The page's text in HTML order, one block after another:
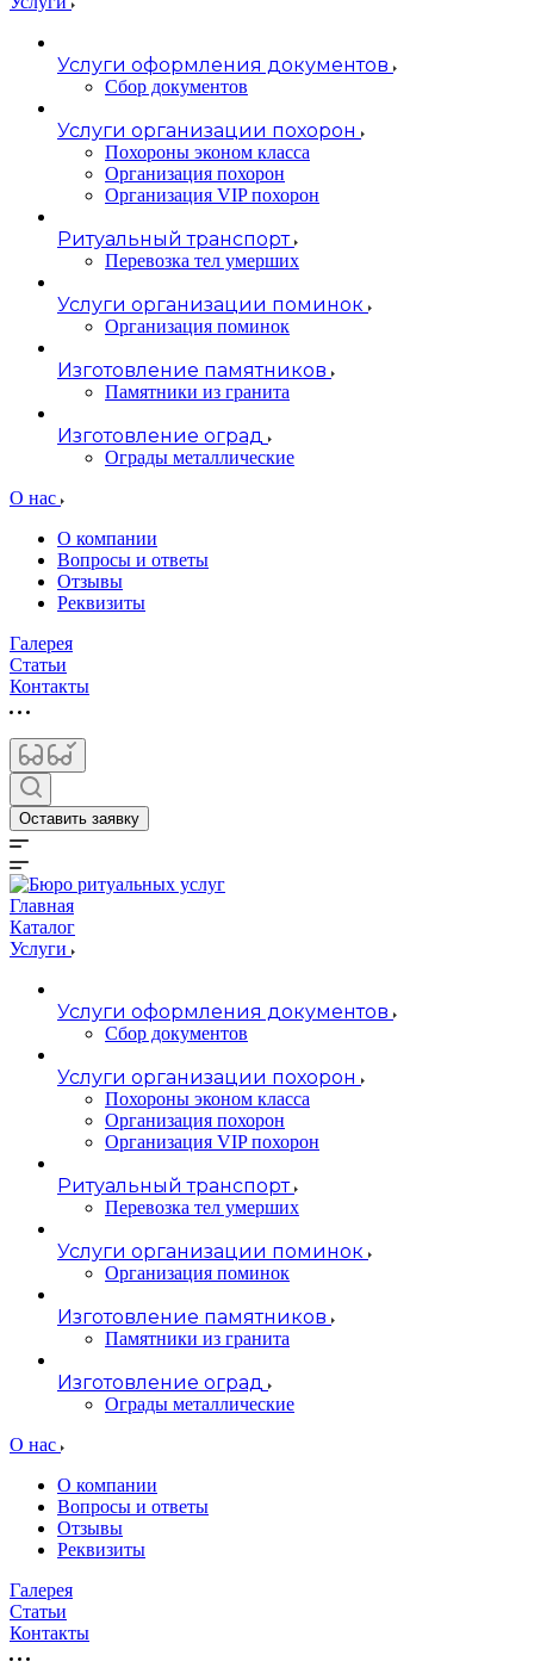
Услуги оформления документов
Сбор документов
Услуги организации похорон
Похороны эконом класса
Организация похорон
Организация VIP похорон
Ритуальный транспорт
Перевозка тел умерших
Услуги организации поминок
Организация поминок
Изготовление памятников
Памятники из гранита
Изготовление оград
Ограды металлические
О нас
О компании
Вопросы и ответы
Отзывы
Реквизиты
Галерея
Статьи
Контакты
Оставить заявку
Главная
Каталог
Услуги
Услуги оформления документов
Сбор документов
Услуги организации похорон
Похороны эконом класса
Организация похорон
Организация VIP похорон
Ритуальный транспорт
Перевозка тел умерших
Услуги организации поминок
Организация поминок
Изготовление памятников
Памятники из гранита
Изготовление оград
Ограды металлические
О нас
О компании
Вопросы и ответы
Отзывы
Реквизиты
Галерея
Статьи
Контакты